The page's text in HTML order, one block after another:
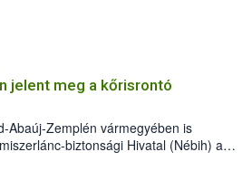
jelent meg a kőrisrontó
Abaúj-Zemplén vármegyében is
biztonsági Hivatal (Nébih) a
(Agrilus planipennis) jelenlétét. A
találták meg, de már fertőzött